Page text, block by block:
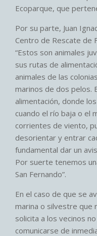
Ecoparque, que
Por su parte, Juan
Centro de Rescate de
“Estos son animales
sus rutas de
animales de las
marinos de dos pelos.
alimentación, donde
cuando el río baja o el
corrientes de viento,
desorientar y entrar
fundamental dar un
Por suerte tenemos
San Fernando”.
En el caso de que se
marina o silvestre que
solicita a los vecinos
comunicarse de